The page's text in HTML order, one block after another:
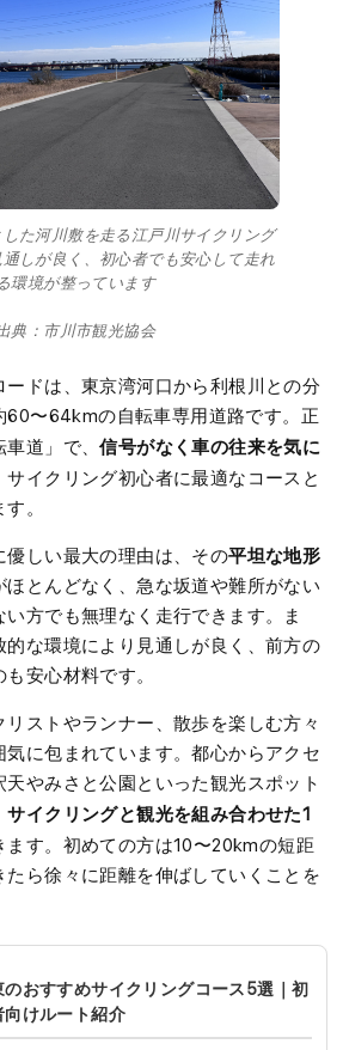
た河川敷を走る江戸川サイクリング
しが良く、初心者でも安心して走れ
環境が整っています
典：市川市観光協会
ドは、東京湾河口から利根川との分
60〜64kmの自転車専用道路です。正
車道」で、信号がなく車の往来を気に
サイクリング初心者に最適なコースと
。
優しい最大の理由は、その平坦な地形
とんどなく、急な坂道や難所がない
方でも無理なく走行できます。ま
的な環境により見通しが良く、前方の
安心材料です。
ストやランナー、散歩を楽しむ方々
に包まれています。都心からアクセ
やみさと公園といった観光スポット
サイクリングと観光を組み合わせた1
ます。初めての方は10〜20kmの短距
ら徐々に距離を伸ばしていくことを
のおすすめサイクリングコース5選｜初
向けルート紹介